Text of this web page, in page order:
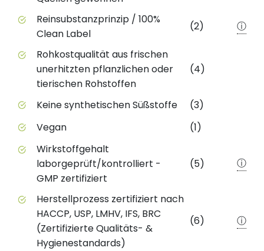
Reinsubstanzprinzip / 100%
Clean Label
(2) ⓘ
Rohkostqualität aus frischen
unerhitzten pflanzlichen oder
tierischen Rohstoffen
(4)
Keine synthetischen Süßstoffe
(3)
Vegan
(1)
Wirkstoffgehalt
laborgeprüft/kontrolliert -
GMP zertifiziert
(5) ⓘ
Herstellprozess zertifiziert nach
HACCP, USP, LMHV, IFS, BRC
(Zertifizierte Qualitäts- &
Hygienestandards)
(6) ⓘ